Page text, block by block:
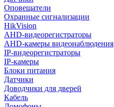
Оповещатели
Охранные сигнализации
HikVision
AHD-видеорегистраторы
AHD-камеры видеонаблюдения
IP-видеорегистраторы
IP-камеры
Блоки питания
Датчики
Доводчики для дверей
Кабель